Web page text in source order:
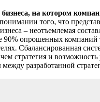
на котором
того, что
– неотъемлемая
опрошенных компаний
Сбалансированная
стратегия и
разработанной